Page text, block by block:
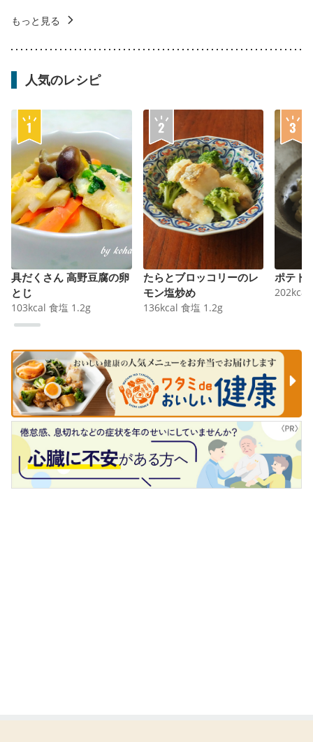
もっと見る
人気のレシピ
具だくさん 高野豆腐の卵
とじ
103kcal 食塩 1.2g
たらとブロッコリーのレ
モン塩炒め
136kcal 食塩 1.2g
ポテト
202kcal